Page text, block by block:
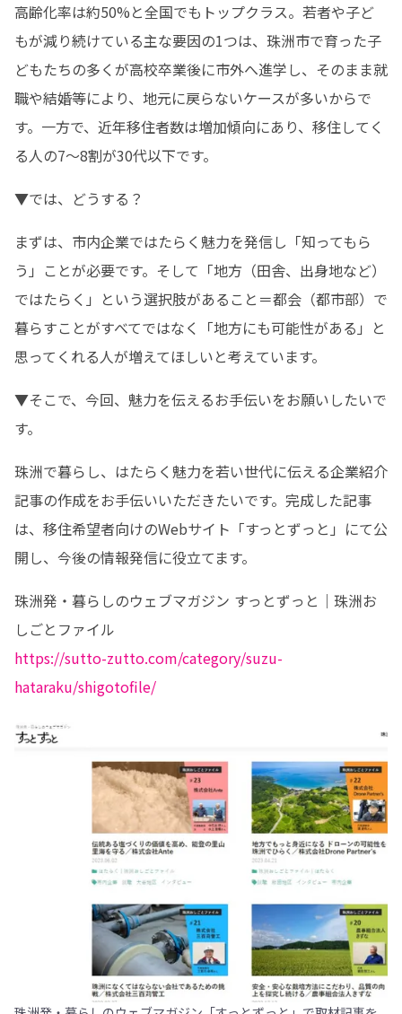
高齢化率は約50%と全国でもトップクラス。若者や子ど
もが減り続けている主な要因の1つは、珠洲市で育った子
どもたちの多くが高校卒業後に市外へ進学し、そのまま就
職や結婚等により、地元に戻らないケースが多いからで
す。一方で、近年移住者数は増加傾向にあり、移住してく
る人の7～8割が30代以下です。
▼では、どうする？
まずは、市内企業ではたらく魅力を発信し「知ってもら
う」ことが必要です。そして「地方（田舎、出身地など）
ではたらく」という選択肢があること＝都会（都市部）で
暮らすことがすべてではなく「地方にも可能性がある」と
思ってくれる人が増えてほしいと考えています。
▼そこで、今回、魅力を伝えるお手伝いをお願いしたいで
す。
珠洲で暮らし、はたらく魅力を若い世代に伝える企業紹介
記事の作成をお手伝いいただきたいです。完成した記事
は、移住希望者向けのWebサイト「すっとずっと」にて公
開し、今後の情報発信に役立てます。
珠洲発・暮らしのウェブマガジン すっとずっと｜珠洲お
https://sutto-zutto.com/category/suzu-
hataraku/shigotofile/